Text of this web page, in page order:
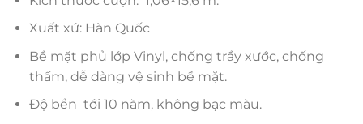
Xuất xứ: Hàn Quốc
Bề mặt phủ lớp Vinyl, chống trầy xước, chống
thấm, dễ dàng vệ sinh bề mặt.
Độ bền tới 10 năm, không bạc màu.